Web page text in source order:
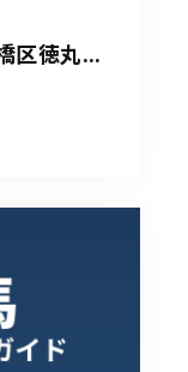
区徳丸...